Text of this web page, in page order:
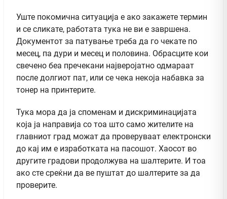
Уште покомична ситуација е ако закажете термин
и се сликате, работата тука не ви е завршена.
Документот за патување треба да го чекате по
месец, па дури и месец и половина. Обрасците кои
свечено беа пречекани најверојатно одмараат
после долгиот пат, или се чека некоја набавка за
тонер на принтерите.
Тука мора да ја споменам и дискриминацијата
која ја направија со тоа што само жителите на
главниот град можат да проверуваат електронски
до кај им е изработката на пасошот. Хаосот во
другите градови продолжува на шалтерите. И тоа
ако сте среќни да ве пуштат до шалтерите за да
проверите.